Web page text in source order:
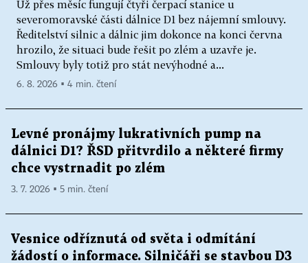
Už přes měsíc fungují čtyři čerpací stanice u
severomoravské části dálnice D1 bez nájemní smlouvy.
Ředitelství silnic a dálnic jim dokonce na konci června
hrozilo, že situaci bude řešit po zlém a uzavře je.
Smlouvy byly totiž pro stát nevýhodné a...
6. 8. 2026 ▪ 4 min. čtení
Levné pronájmy lukrativních pump na
dálnici D1? ŘSD přitvrdilo a některé firmy
chce vystrnadit po zlém
3. 7. 2026 ▪ 5 min. čtení
Vesnice odříznutá od světa i odmítání
žádostí o informace. Silničáři se stavbou D3